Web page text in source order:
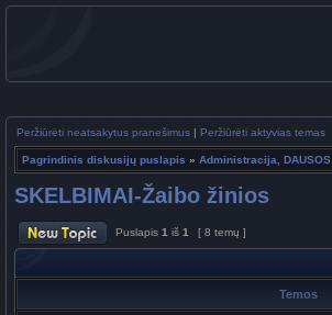
Peržiūrėti neatsakytus pranešimus | Peržiūrėti aktyvias temas
Pagrindinis diskusijų puslapis » Administracija, DAUSOS
SKELBIMAI-Žaibo žinios
Puslapis 1 iš 1 [ 8 temų ]
Temos